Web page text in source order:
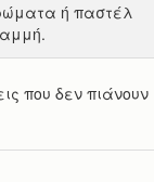
ή παστέλ
που δεν πιάνουν